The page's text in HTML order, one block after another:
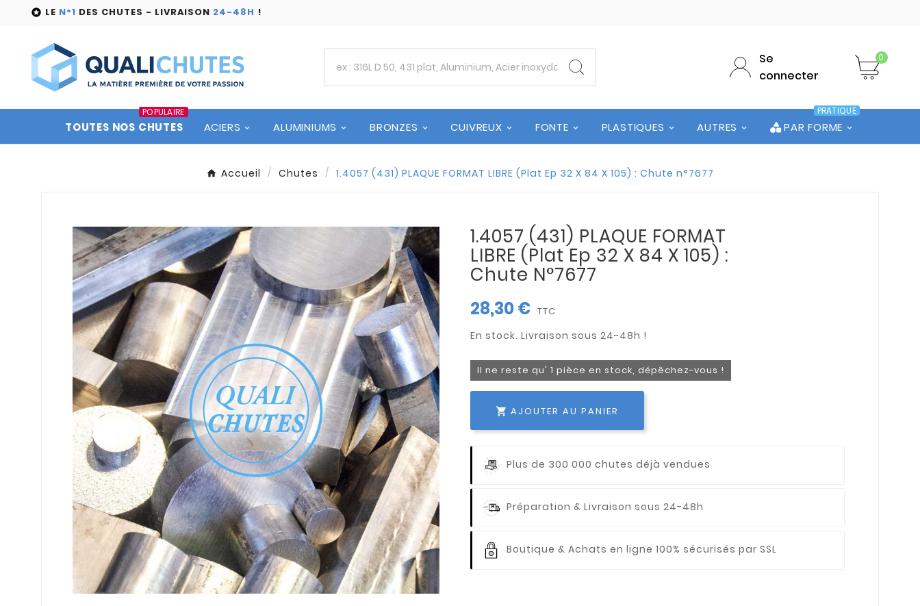
 LE N°1 DES CHUTES - LIVRAISON 24-48H !
Se
connecter
0
TOUTES NOS CHUTES
POPULAIRE
ACIERS ALUMINIUMS BRONZES CUIVREUX FONTE PLASTIQUES AUTRES PAR FORME
PRATIQUE
Accueil Chutes 1.4057 (431) PLAQUE FORMAT LIBRE (Plat Ep 32 X 84 X 105) : Chute n°7677
1.4057 (431) PLAQUE FORMAT
LIBRE (Plat Ep 32 X 84 X 105) :
Chute N°7677
28,30 € TTC
Il ne reste qu' 1 pièce en stock, dépêchez-vous !
 AJOUTER AU PANIER
Plus de 300 000 chutes déjà vendues
Préparation & Livraison sous 24-48h
Boutique & Achats en ligne 100% sécurisés par SSL